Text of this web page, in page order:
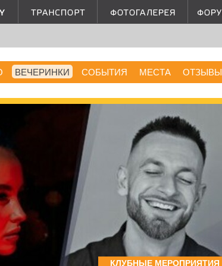
ВЕЧЕРИНКИ СОБЫТИЯ МЕСТА ОТЗЫВЫ
КЛУБНЫЕ МЕРОПРИЯТИЯ